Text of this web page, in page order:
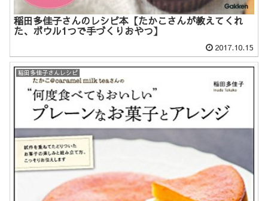
稲田多佳子さんのレシピ本【たかこさんが教えてくれ
た、ボウル1つで手づくりおやつ】
2017.10.15
稲田多佳子さんレシピ